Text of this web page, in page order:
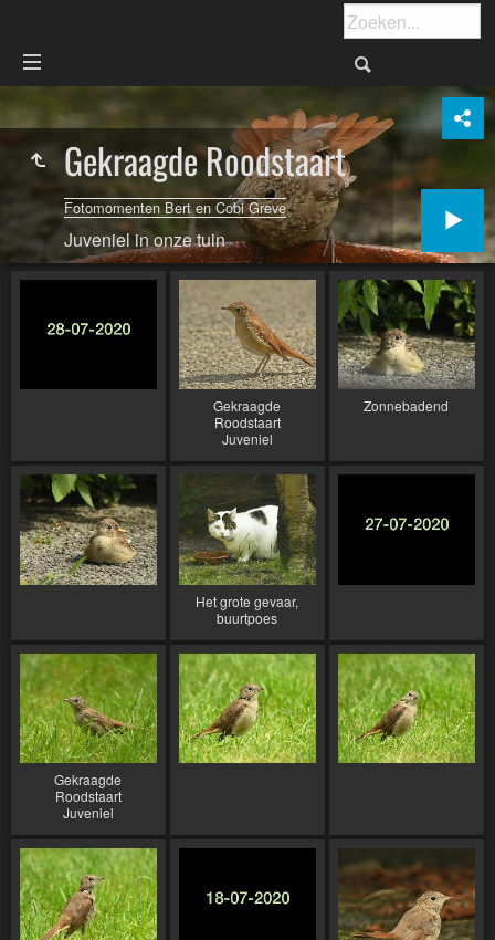
Gekraagde Roodstaart
Fotomomenten Bert en Cobi Greve
Juveniel in onze tuin
Gekraagde
Roodstaart
Juveniel
Zonnebadend
Het grote gevaar,
buurtpoes
Gekraagde
Roodstaart
Juveniel